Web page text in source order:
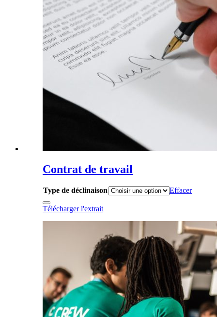
Contrat de travail
Type de déclinaison Effacer
Télécharger l'extrait